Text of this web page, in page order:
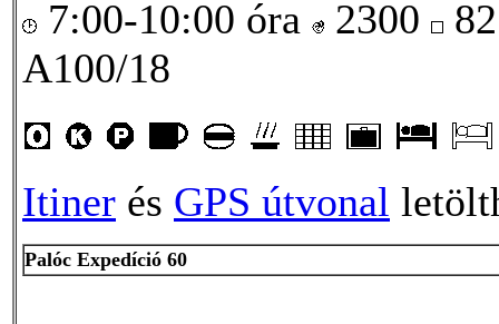
7:00-10:00 óra 2300
A100/18
Itiner és GPS útvonal
Palóc Expedíció 60